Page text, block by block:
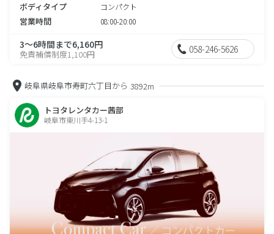
ボディタイプ コンパクト
営業時間 08:00-20:00
3～6時間まで6,160円
免責補償制度1,100円 058-246-5626
岐阜県岐阜市寿町六丁目から 3892m
トヨタレンタカー茜部
岐阜市東川手4-13-1